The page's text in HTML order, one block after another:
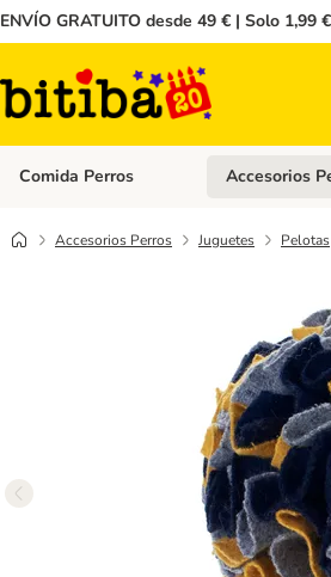
ENVÍO GRATUITO desde 49 € | Solo 1,99
Comida Perros Menú de
Accesorios
Accesorios Perros Juguetes Pelotas